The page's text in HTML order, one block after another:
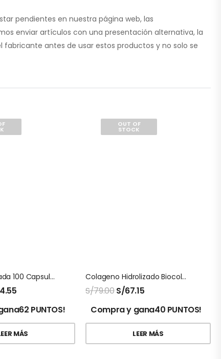
pendientes en nuestra página web, las
enviar artículos con una presentación alternativa, la
antes de usar estos productos y no solo se
Cascara Sagrada 100 Capsulas Natures Sunshine
PUNTOS!
MÁS
OUT OF
STOCK
Colageno Hidrolizado Biocolagen Gold Montana
S/79.00 S/67.15
Compra y gana40 PUNTOS!
LEER MÁS